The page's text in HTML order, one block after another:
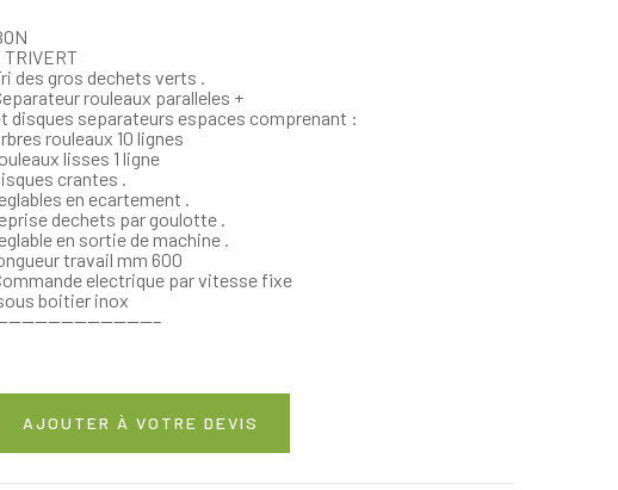
TRIVERT
des gros dechets verts .
rouleaux paralleles +
disques separateurs espaces comprenant :
rouleaux 10 lignes
lisses 1 ligne
crantes .
en ecartement .
dechets par goulotte .
en sortie de machine .
travail mm 600
electrique par vitesse fixe
boitier inox
AJOUTER À VOTRE DEVIS